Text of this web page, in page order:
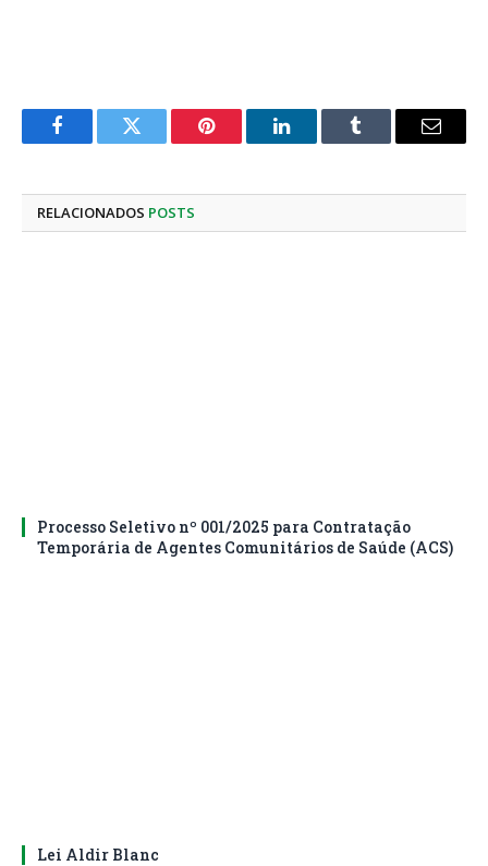
FacebookTwitter Pinterest LinkedInTumblr
E-
RELACIONADOS POSTS
Processo Seletivo nº 001/2025 para Contratação
Temporária de Agentes Comunitários de Saúde (ACS)
Lei Aldir Blanc